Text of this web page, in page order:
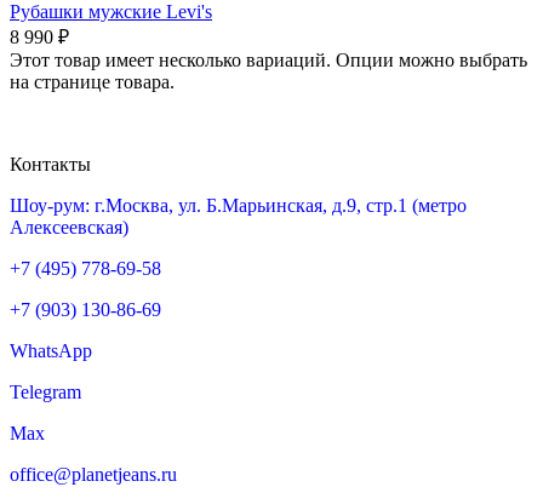
Рубашки мужские Levi's
8 990 ₽
Этот товар имеет несколько вариаций. Опции можно выбрать
на странице товара.
Контакты
Шоу-рум: г.Москва, ул. Б.Марьинская, д.9, стр.1 (метро
Алексеевская)
+7 (495) 778-69-58
+7 (903) 130-86-69
WhatsApp
Telegram
Max
office@planetjeans.ru